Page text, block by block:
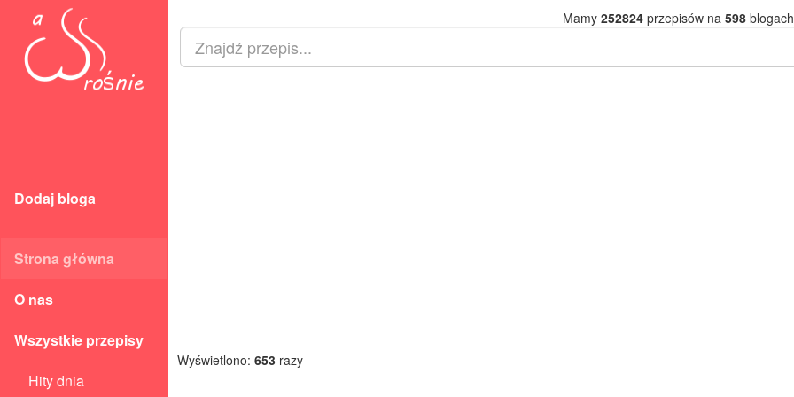
Dodaj bloga
Strona główna
O nas
Wszystkie przepisy
Hity dnia
Mamy 252824przepisów na 598
Wyświetlono: 653 razy